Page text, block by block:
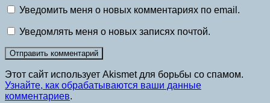
Уведомить меня о новых комментариях по email.
Уведомлять меня о новых записях почтой.
Этот сайт использует Akismet для борьбы со спамом.
Узнайте, как обрабатываются ваши данные
комментариев.